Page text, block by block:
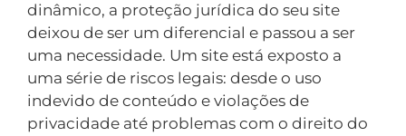
dinâmico, a proteção jurídica do seu site
deixou de ser um diferencial e passou a ser
uma necessidade. Um site está exposto a
uma série de riscos legais: desde o uso
indevido de conteúdo e violações de
privacidade até problemas com o direito do